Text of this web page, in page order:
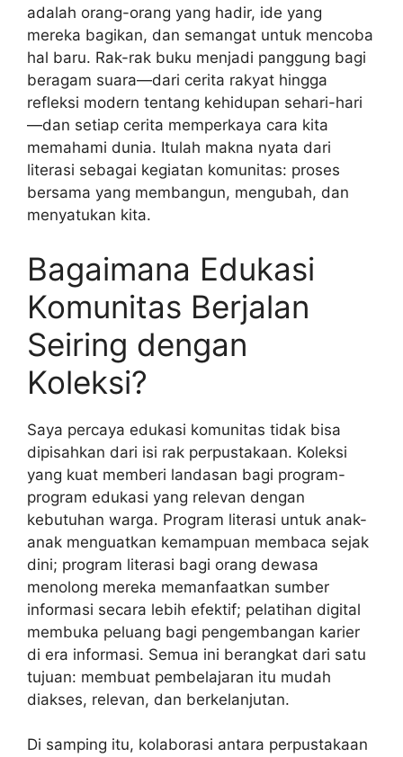
adalah orang-orang yang hadir, ide yang
mereka bagikan, dan semangat untuk mencoba
hal baru. Rak-rak buku menjadi panggung bagi
beragam suara—dari cerita rakyat hingga
refleksi modern tentang kehidupan sehari-hari
—dan setiap cerita memperkaya cara kita
memahami dunia. Itulah makna nyata dari
literasi sebagai kegiatan komunitas: proses
bersama yang membangun, mengubah, dan
menyatukan kita.
Bagaimana Edukasi
Komunitas Berjalan
Seiring dengan
Koleksi?
Saya percaya edukasi komunitas tidak bisa
dipisahkan dari isi rak perpustakaan. Koleksi
yang kuat memberi landasan bagi program-
program edukasi yang relevan dengan
kebutuhan warga. Program literasi untuk anak-
anak menguatkan kemampuan membaca sejak
dini; program literasi bagi orang dewasa
menolong mereka memanfaatkan sumber
informasi secara lebih efektif; pelatihan digital
membuka peluang bagi pengembangan karier
di era informasi. Semua ini berangkat dari satu
tujuan: membuat pembelajaran itu mudah
diakses, relevan, dan berkelanjutan.
Di samping itu, kolaborasi antara perpustakaan